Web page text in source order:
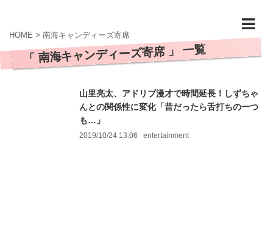
HOME > 南海キャンディーズ寄席
「 南海キャンディーズ寄席 」 一覧
山里亮太、アドリブ漫才で時間延長！しずちゃ
んとの関係性に変化「昔だったら舌打ちの一つ
も…」
2019/10/24 13:06 entertainment